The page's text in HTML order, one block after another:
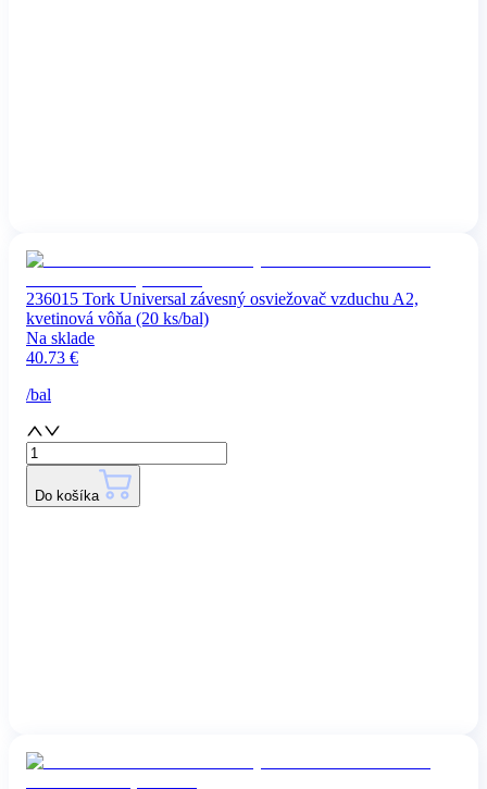
236015 Tork Universal závesný osviežovač vzduchu A2,
kvetinová vôňa (20 ks/bal)
Na sklade
40.73 €
/bal
Do košíka